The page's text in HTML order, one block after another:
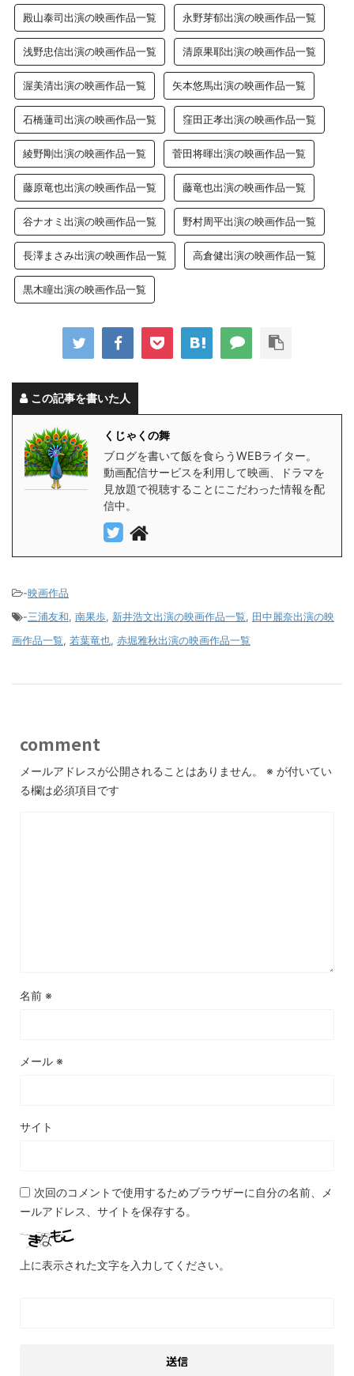
殿山泰司出演の映画作品一覧 永野芽郁出演の映画作品一覧
浅野忠信出演の映画作品一覧 清原果耶出演の映画作品一覧
渥美清出演の映画作品一覧 矢本悠馬出演の映画作品一覧
石橋蓮司出演の映画作品一覧 窪田正孝出演の映画作品一覧
綾野剛出演の映画作品一覧 菅田将暉出演の映画作品一覧
藤原竜也出演の映画作品一覧 藤竜也出演の映画作品一覧
谷ナオミ出演の映画作品一覧 野村周平出演の映画作品一覧
長澤まさみ出演の映画作品一覧 高倉健出演の映画作品一覧
黒木瞳出演の映画作品一覧
この記事を書いた人
くじゃくの舞
ブログを書いて飯を食らうWEBライター。
動画配信サービスを利用して映画、ドラマを
見放題で視聴することにこだわった情報を配
信中。
-映画作品
-三浦友和, 南果歩, 新井浩文出演の映画作品一覧, 田中麗奈出演の映
画作品一覧, 若葉竜也, 赤堀雅秋出演の映画作品一覧
comment
メールアドレスが公開されることはありません。 ※ が付いてい
る欄は必須項目です
名前 ※
メール ※
サイト
次回のコメントで使用するためブラウザーに自分の名前、メ
ールアドレス、サイトを保存する。
上に表示された文字を入力してください。